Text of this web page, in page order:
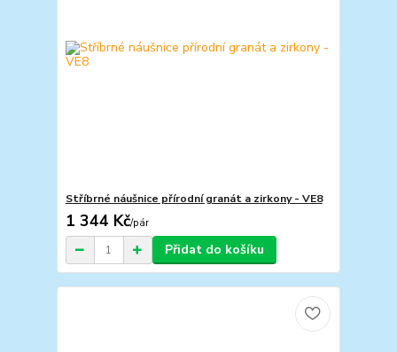
Stříbrné náušnice přírodní granát a zirkony - VE8
1 344 Kč/pár
Přidat do košíku